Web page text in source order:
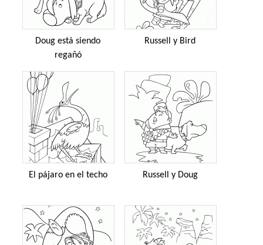
Doug está siendo
regañó
Russell y Bird
El pájaro en el techo Russell y Doug